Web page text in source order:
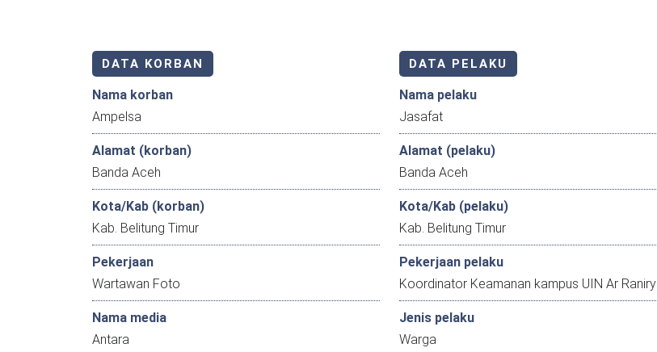
DATA KORBAN
Nama korban
Ampelsa
Alamat (korban)
Banda Aceh
Kota/Kab (korban)
Kab. Belitung Timur
Pekerjaan
Wartawan Foto
Nama media
Antara
DATA PELAKU
Nama pelaku
Jasafat
Alamat (pelaku)
Banda Aceh
Kota/Kab (pelaku)
Kab. Belitung Timur
Pekerjaan pelaku
Koordinator Keamanan kampus UIN Ar Raniry
Jenis pelaku
Warga